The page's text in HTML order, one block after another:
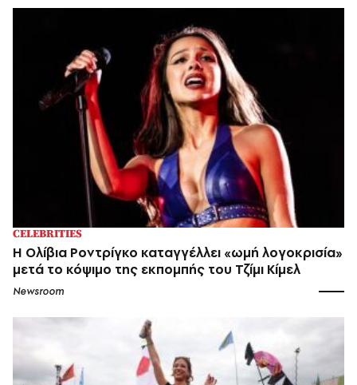
CELEBRITIES
Η Ολίβια Ροντρίγκο καταγγέλλει «ωμή λογοκρισία»
μετά το κόψιμο της εκπομπής του Τζίμι Κίμελ
Newsroom